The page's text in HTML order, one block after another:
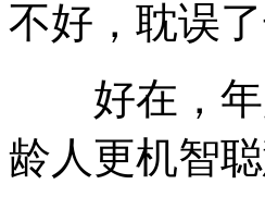
不好，耽误
好在，年
龄人更机智